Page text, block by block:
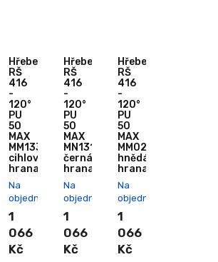
Hřebenáč
RŠ
416
-
120°
PU
50
MAX
MM133
cihlová
hranatý
Na
objednání
1
066
Kč
Hřebenáč
RŠ
416
-
120°
PU
50
MAX
MN131
černá
hranatý
Na
objednání
1
066
Kč
Hřebenáč
RŠ
416
-
120°
PU
50
MAX
MM020
hnědá
hranatý
Na
objednání
1
066
Kč